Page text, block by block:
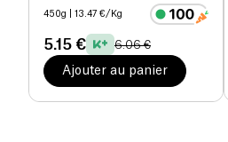
450g | 13.47 €/Kg
5.15 € 6.06 €
Ajouter au panier